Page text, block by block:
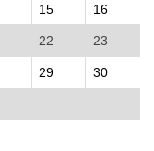
15 16
22 23
29 30